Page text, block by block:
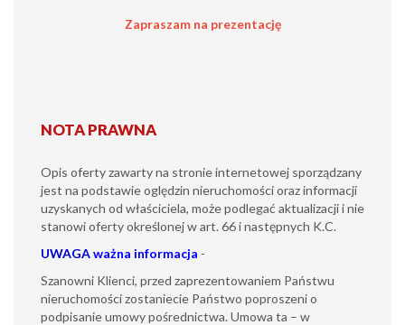
Zapraszam na prezentację
NOTA PRAWNA
Opis oferty zawarty na stronie internetowej sporządzany
jest na podstawie oględzin nieruchomości oraz informacji
uzyskanych od właściciela, może podlegać aktualizacji i nie
stanowi oferty określonej w art. 66 i następnych K.C.
UWAGAważna informacja -
Szanowni Klienci, przed zaprezentowaniem Państwu
nieruchomości zostaniecie Państwo poproszeni o
podpisanie umowy pośrednictwa. Umowa ta – w